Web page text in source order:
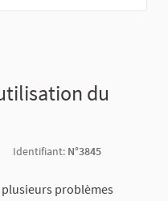
du
Identifiant: N°3845
plusieurs problèmes